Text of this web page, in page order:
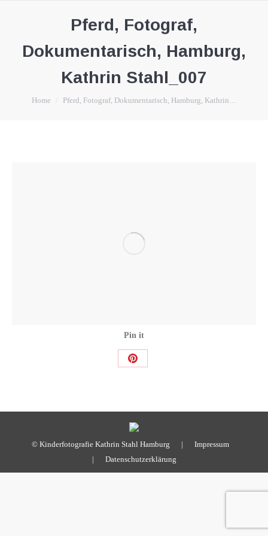
Pferd, Fotograf,
Dokumentarisch, Hamburg,
Kathrin Stahl_007
You are here:
Home Pferd, Fotograf, Dokumentarisch, Hamburg, Kathrin…
Pin it
Share
© Kinderfotografie Kathrin Stahl Hamburg | Impressum
| Datenschutzerklärung